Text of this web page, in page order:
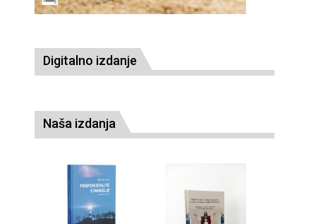
Digitalno izdanje
Naša izdanja